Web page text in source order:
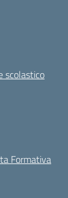
scolastico
Formativa